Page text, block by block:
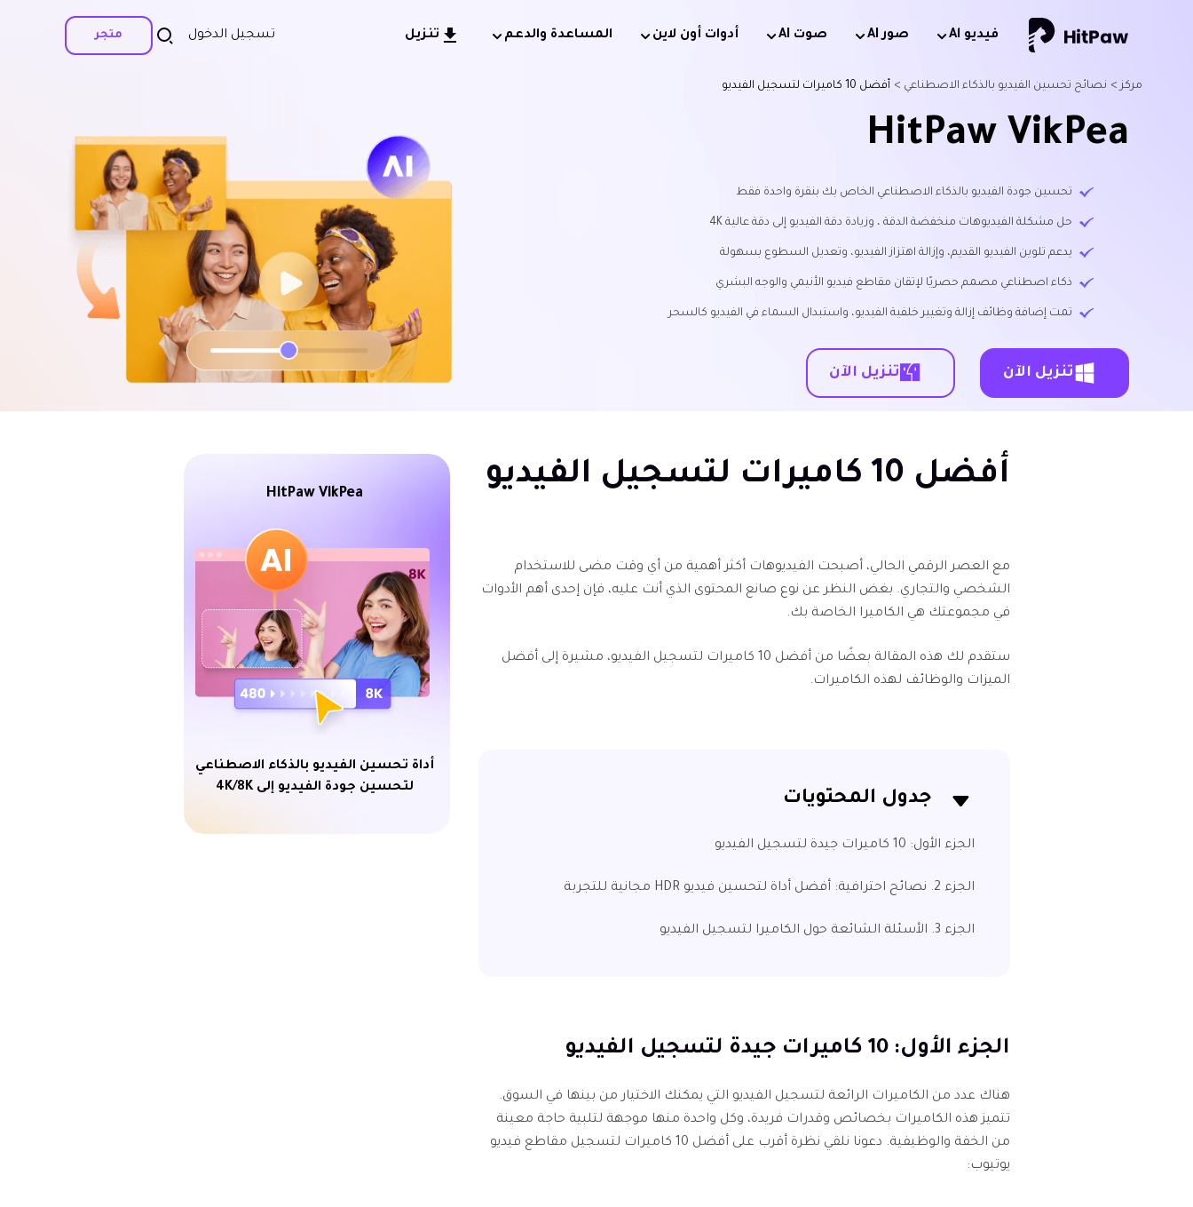
تسجيل الدخول متجر فيديو Al صور AI صوت AI أدوات أون لاين المساعدة والدعم تنزيل
مركز > نصائح تحسين الفيديو بالذكاء الاصطناعي > أفضل 10 كاميرات لتسجيل الفيديو
HitPaw VikPea
تحسين جودة الفيديو بالذكاء الاصطناعي الخاص بك بنقرة واحدة فقط
حل مشكلة الفيديوهات منخفضة الدقة ، وزيادة دقة الفيديو إلى دقة عالية 4K
يدعم تلوين الفيديو القديم، وإزالة اهتزاز الفيديو، وتعديل السطوع بسهولة
ذكاء اصطناعي مصمم حصريًا لإتقان مقاطع فيديو الأنيمي والوجه البشري
تمت إضافة وظائف إزالة وتغيير خلفية الفيديو، واستبدال السماء في الفيديو كالسحر
تنزيل الآن تنزيل الآن
أفضل 10 كاميرات لتسجيل الفيديو
مع العصر الرقمي الحالي، أصبحت الفيديوهات أكثر أهمية من أي وقت مضى للاستخدام
الشخصي والتجاري. بغض النظر عن نوع صانع المحتوى الذي أنت عليه، فإن إحدى أهم الأدوات
في مجموعتك هي الكاميرا الخاصة بك.
ستقدم لك هذه المقالة بعضًا من أفضل 10 كاميرات لتسجيل الفيديو، مشيرة إلى أفضل
الميزات والوظائف لهذه الكاميرات.
جدول المحتويات
الجزء الأول: 10 كاميرات جيدة لتسجيل الفيديو
الجزء 2. نصائح احترافية: أفضل أداة لتحسين فيديو HDR مجانية للتجربة
الجزء 3. الأسئلة الشائعة حول الكاميرا لتسجيل الفيديو
الجزء الأول: 10 كاميرات جيدة لتسجيل الفيديو
هناك عدد من الكاميرات الرائعة لتسجيل الفيديو التي يمكنك الاختيار من بينها في السوق.
تتميز هذه الكاميرات بخصائص وقدرات فريدة، وكل واحدة منها موجهة لتلبية حاجة معينة
من الخفة والوظيفية. دعونا نلقي نظرة أقرب على أفضل 10 كاميرات لتسجيل مقاطع فيديو
يوتيوب:
HitPaw VikPea
أداة تحسين الفيديو بالذكاء الاصطناعي
لتحسين جودة الفيديو إلى 4K/8K